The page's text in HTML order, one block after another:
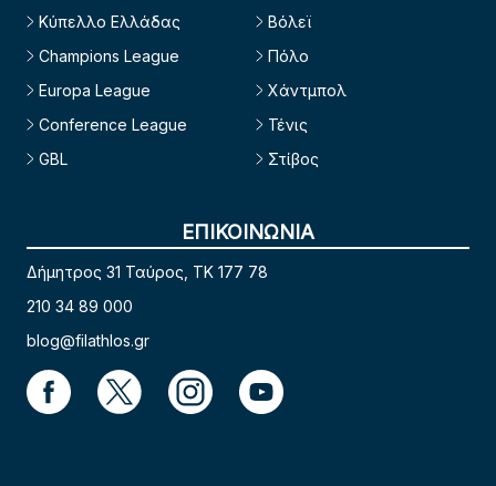
Κύπελλο Ελλάδας
Champions League
Europa League
Conference League
GBL
Βόλεϊ
Πόλο
Χάντμπολ
Τένις
Στίβος
ΕΠΙΚΟΙΝΩΝΙΑ
Δήμητρος 31 Ταύρος, TK 177 78
210 34 89 000
blog@filathlos.gr